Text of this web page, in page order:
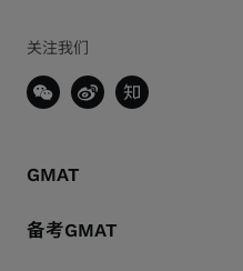
关注我们
GMAT
备考GMAT